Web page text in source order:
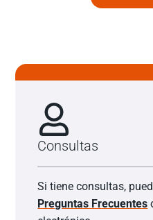
Consultas
Si tiene consultas,
Preguntas Frecuentes